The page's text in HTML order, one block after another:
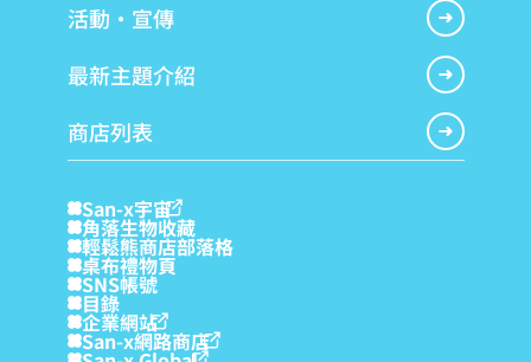
活動・宣傳
最新主題介紹
商店列表
San-x宇宙
角落生物收藏
輕鬆熊商店部落格
桌布禮物頁
SNS帳號
目錄
企業網站
San-x網路商店